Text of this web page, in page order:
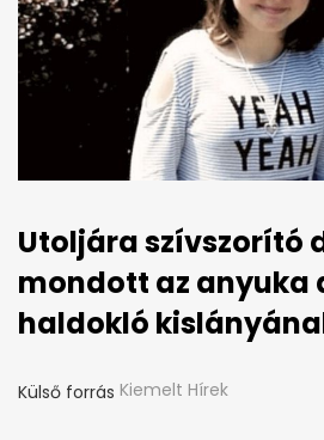
Utoljára szívszorító
mondott az anyuka
haldokló
Külső forrás Kiemelt Hírek